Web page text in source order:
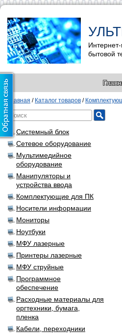
бытовой
Главная / Каталог товаров /
Системный блок
Сетевое оборудование
Мультимедийное
оборудование
Манипуляторы и
устройства ввода
Комплектующие для ПК
Носители информации
Мониторы
Ноутбуки
МФУ лазерные
Принтеры лазерные
МФУ струйные
Программное
обеспечение
Расходные материалы для
оргтехники, бумага,
пленка
Кабели, переходники